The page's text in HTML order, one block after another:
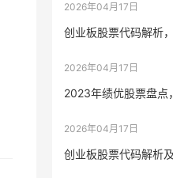
2026年04月17日
创业板股票代码解析
2026年04月17日
2023年绩优股票盘点
2026年04月17日
创业板股票代码解析